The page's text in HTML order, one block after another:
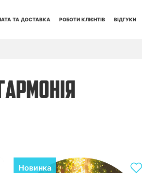
ТА ДОСТАВКА РОБОТИ КЛІЄНТІВ ВІДГУКИ
Новинка